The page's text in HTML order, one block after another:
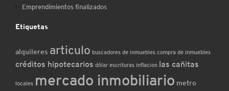
Emprendimientos finalizados
Etiquetas
alquileres articulo buscadores de inmuebles compra de inmuebles
créditos hipotecarios dólar escrituras inflacion las cañitas
locales mercado inmobiliario metro